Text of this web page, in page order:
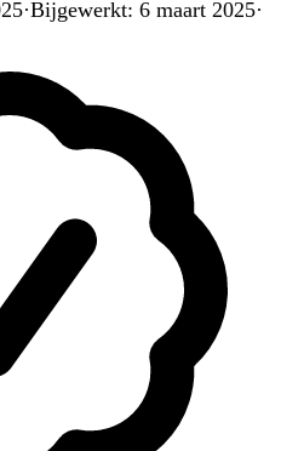
·Bijgewerkt: 6 maart 2025·